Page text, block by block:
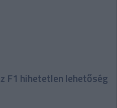
F1 hihetetlen lehetőség